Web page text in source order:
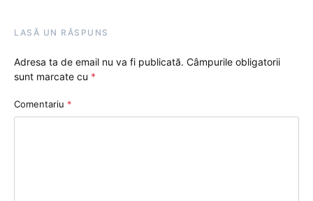
LASĂ UN RĂSPUNS
Adresa ta de email nu va fi publicată. Câmpurile obligatorii
sunt marcate cu *
Comentariu *